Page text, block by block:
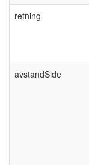
retning
avstandSide